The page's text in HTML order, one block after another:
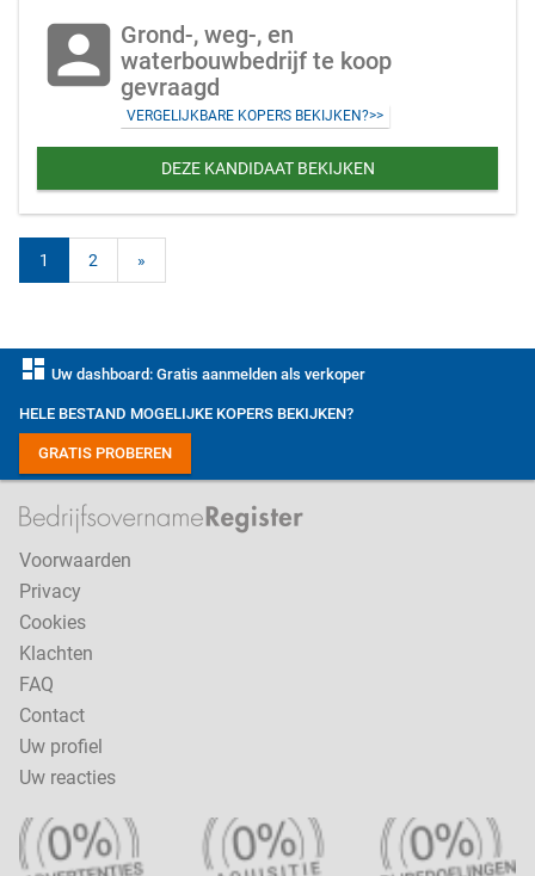
account_box Grond-, weg-, en
waterbouwbedrijf te koop
gevraagd
VERGELIJKBARE KOPERS BEKIJKEN?>>
DEZE KANDIDAAT BEKIJKEN
1 2 »
dashboard Uw dashboard: Gratis aanmelden als verkoper
HELE BESTAND MOGELIJKE KOPERS BEKIJKEN?
GRATIS PROBEREN
Voorwaarden
Privacy
Cookies
Klachten
FAQ
Contact
Uw profiel
Uw reacties